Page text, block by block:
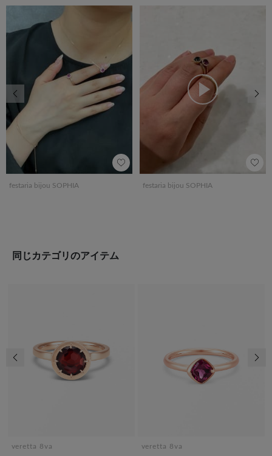
festaria bijou SOPHIA festaria bijou SOPHIA
前の画像
同じカテゴリのアイテム
veretta 8va veretta 8va
前の画像